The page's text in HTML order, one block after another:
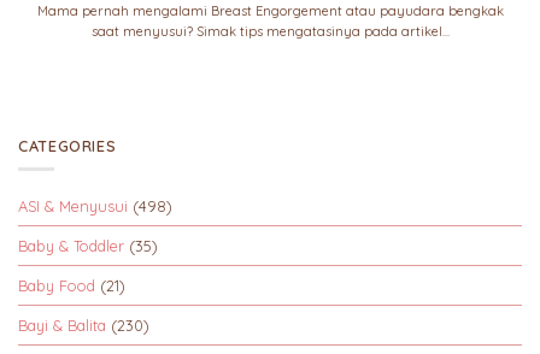
Mama pernah mengalami Breast Engorgement atau payudara bengkak
saat menyusui? Simak tips mengatasinya pada artikel...
CATEGORIES
ASI & Menyusui (498)
Baby & Toddler (35)
Baby Food (21)
Bayi & Balita (230)